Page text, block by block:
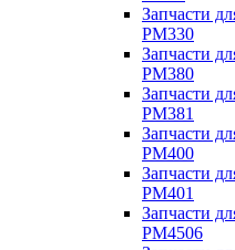
Запчасти
PM330
Запчасти
PM380
Запчасти
PM381
Запчасти
PM400
Запчасти
PM401
Запчасти
PM4506